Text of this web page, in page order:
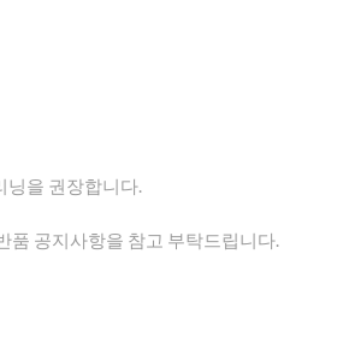
닝을 권장합니다.
품 공지사항을 참고 부탁드립니다.